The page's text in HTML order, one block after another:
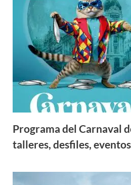
Programa del Carnaval
talleres, desfiles,